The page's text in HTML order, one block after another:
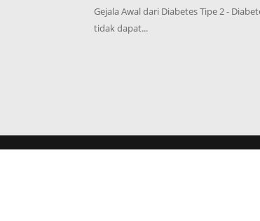
Gejala Awal dari Diabetes Tipe 2 -
tidak dapat...